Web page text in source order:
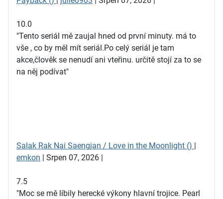
10.0
"Tento seriál mě zaujal hned od první minuty. má to
vše , co by měl mít seriál.Po celý seriál je tam
akce,člověk se nenudí ani vteřinu. určitě stojí za to se
na něj podívat"
Salak Rak Nai Saengjan / Love in the Moonlight () |
emkon | Srpen 07, 2026 |
7.5
"Moc se mě líbily herecké výkony hlavní trojice. Pearl